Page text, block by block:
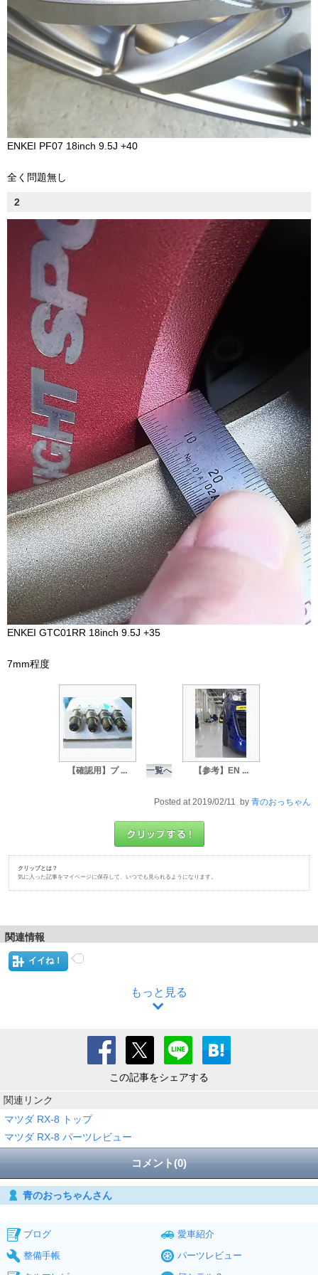
ENKEI PF07 18inch 9.5J +40
全く問題無し
2
ENKEI GTC01RR 18inch 9.5J +35
7mm程度
【確認用】プ ... 一覧へ 【参考】EN ...
Posted at 2019/02/11 by 青のおっちゃん
クリップとは？
気に入った記事をマイページに保存して、いつでも見られるようになります。
関連情報
イイね！
もっと見る
この記事をシェアする
関連リンク
マツダ RX-8 トップ
マツダ RX-8 パーツレビュー
コメント(0)
青のおっちゃんさん
ブログ
愛車紹介
整備手帳
パーツレビュー